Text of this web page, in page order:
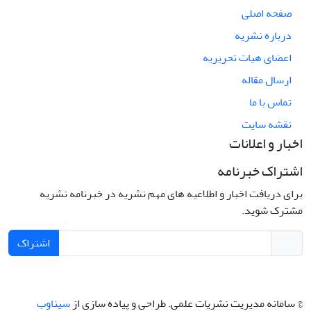
صفحه اصلی
درباره نشریه
اعضای هیات تحریریه
ارسال مقاله
تماس با ما
نقشه سایت
اخبار و اعلانات
اشتراک خبرنامه
برای دریافت اخبار و اطلاعیه های مهم نشریه در خبرنامه نشریه
مشترک شوید.
اشتراک
© سامانه مدیریت نشریات علمی.طراحی و پیاده سازی ازسیناوب